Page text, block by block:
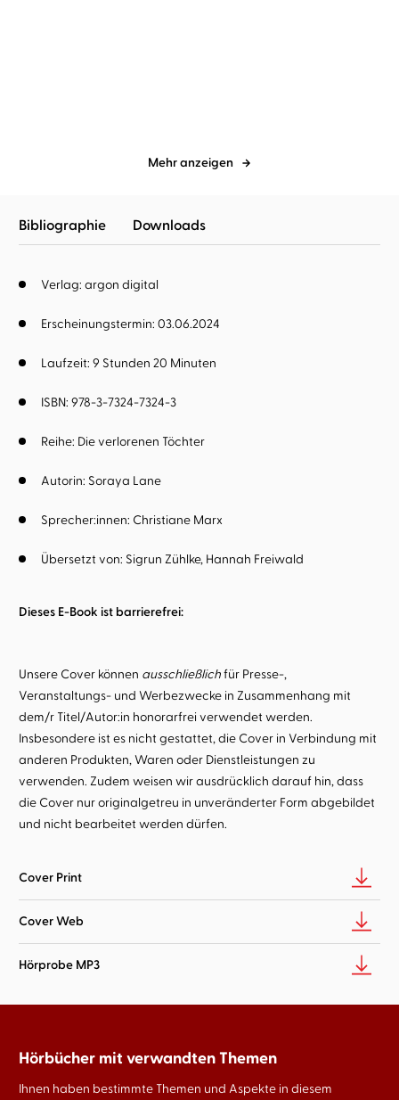
Mehr anzeigen
Bibliographie Downloads
Verlag: argon digital
Übersetzt von: Sigrun Zühlke Hannah Freiwald
Erscheinungstermin: 03.06.2024
Laufzeit: 9 Stunden 20 Minuten
ISBN: 978-3-7324-7324-3
Reihe: Die verlorenen Töchter
Autorin: Soraya Lane
Sprecher:innen: Christiane Marx
Dieses E-Book ist barrierefrei:
Unsere Cover können ausschließlichfür Presse-,
Veranstaltungs- und Werbezwecke in Zusammenhang mit
dem/r Titel/Autor:in honorarfrei verwendet werden.
Insbesondere ist es nicht gestattet, die Cover in Verbindung mit
anderen Produkten, Waren oder Dienstleistungen zu
verwenden. Zudem weisen wir ausdrücklich darauf hin, dass
die Cover nur originalgetreu in unveränderter Form abgebildet
und nicht bearbeitet werden dürfen.
Cover Print
Cover Web
Hörprobe MP3
Hörbücher mit verwandten Themen
Ihnen haben bestimmte Themen und Aspekte in diesem